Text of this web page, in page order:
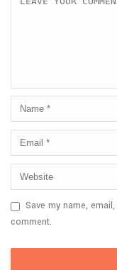
Save my name,
comment.